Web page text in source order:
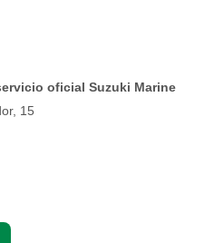
oficial Suzuki Marine
15